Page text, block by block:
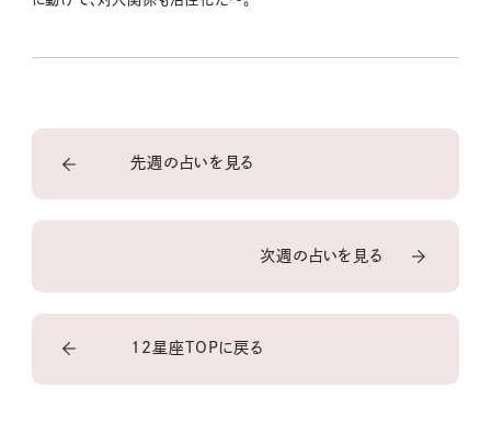
先週の占いを見る
次週の占いを見る
12星座TOPに戻る